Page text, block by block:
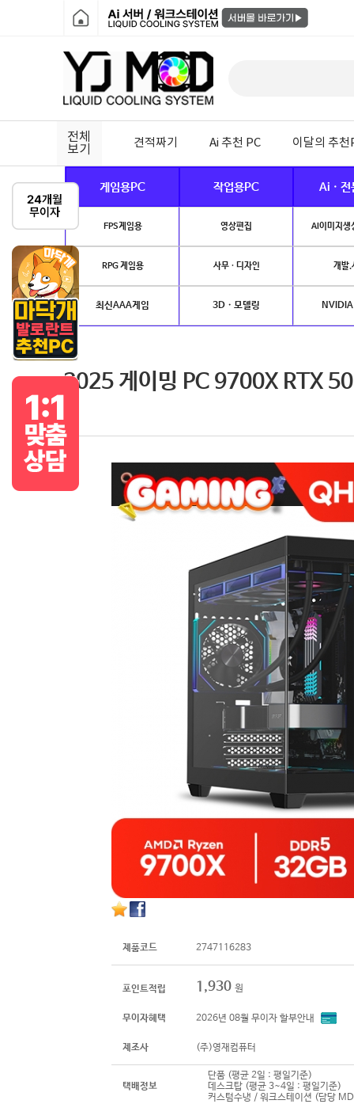
전체
보기
견적짜기 Ai 추천 PC 이달의 추천
게임용PC 작업용PC Ai · 전
FPS게임용 영상편집 AI이미지생
RPG 게임용 사무 · 디자인 개발.
최신AAA게임 3D · 모델링
2025 게이밍 PC 9700X RTX
제품코드 2747116283
포인트적립 1,930 원
무이자혜택 2026년 08월 무이자 할부안내
제조사 (주)영재컴퓨터
택배정보
단품 (평균 2일 : 평일기준)
데스크탑 (평균 3~4일 : 평일기준)
커스텀수냉 / 워크스테이션 (담당